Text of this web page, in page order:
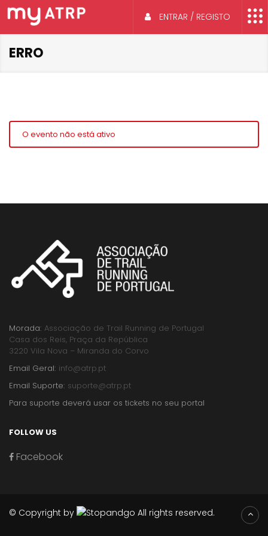
ENTRAR / REGISTO
ERRO
O evento não está ativo
Morada: Associação de Trail Running de Portugal
Casa dos Reis, Praça da República
3220 Vila Nova – Miranda do Corvo
Email Geral: info@atrp.pt
Email Suporte: suporte@atrp.pt
Para suporte deverá usar os tickets no seu portal
FOLLOW US
Facebook
© Copyright by All rights reserved.